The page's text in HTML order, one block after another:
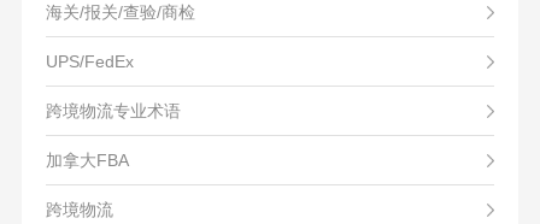
海关/报关/查验/商检
UPS/FedEx
跨境物流专业术语
加拿大FBA
跨境物流